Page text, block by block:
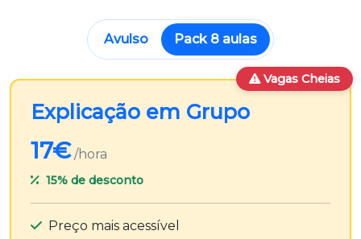
Avulso Pack 8 aulas
Vagas Cheias
Explicação em Grupo
17€ /hora
15% de desconto
Preço mais acessível